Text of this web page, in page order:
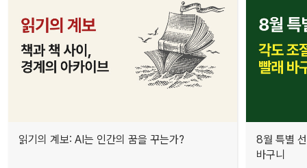
읽기의 계보: AI는 인간의 꿈을 꾸는가?
8월 특별
바구니